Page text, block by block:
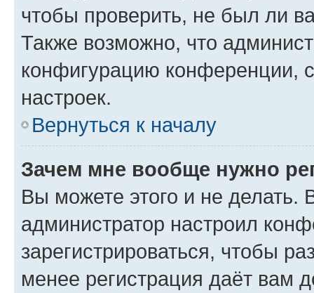
чтобы проверить, не был ли
Также возможно, что
конфигурацию конференции,
настроек.
Вернуться к началу
Зачем мне вообще нужно
Вы можете этого и не делать.
администратор настроил
зарегистрироваться, чтобы
менее регистрация даёт вам